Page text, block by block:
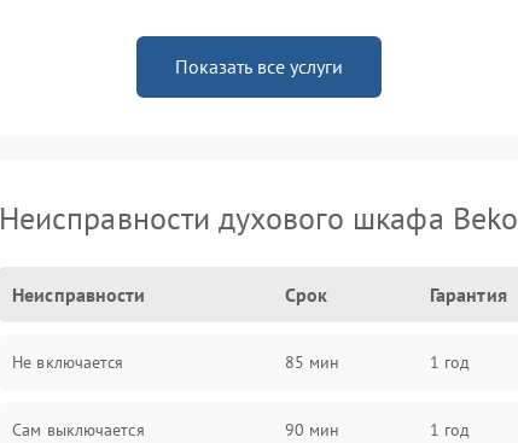
Показать все услуги
Неисправности духового шкафа Beko
Неисправности Срок Гарантия
Не включается 85 мин 1 год
Сам выключается 90 мин 1 год